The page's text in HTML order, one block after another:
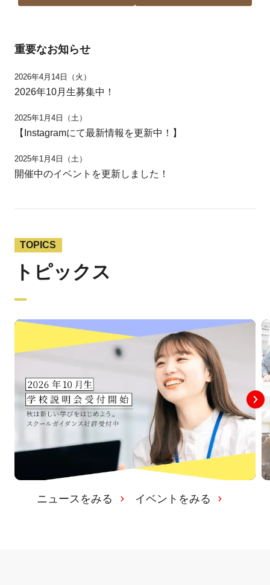
重要なお知らせ
2026年4月14日（火）
2026年10月生募集中！
2025年1月4日（土）
【Instagramにて最新情報を更新中！】
2025年1月4日（土）
開催中のイベントを更新しました！
TOPICS
トピックス
ニュースをみる イベントをみる